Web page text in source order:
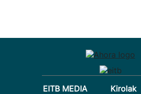
EITB MEDIA
Kirolak